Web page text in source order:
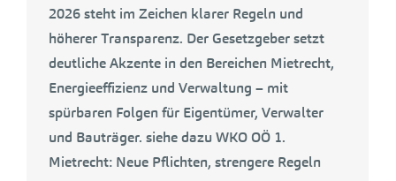
2026 steht im Zeichen klarer Regeln und
höherer Transparenz. Der Gesetzgeber setzt
deutliche Akzente in den Bereichen Mietrecht,
Energieeffizienz und Verwaltung – mit
spürbaren Folgen für Eigentümer, Verwalter
und Bauträger. siehe dazu WKO OÖ 1.
Mietrecht: Neue Pflichten, strengere Regeln